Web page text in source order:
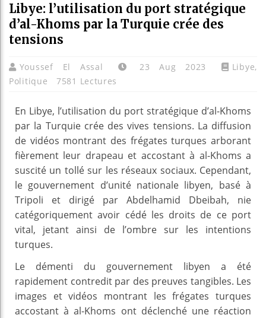
Libye: l’utilisation du port stratégique
d’al-Khoms par la Turquie crée des
tensions
Youssef El Assal 23 Aug 2023 Libye,
Politique
7581 Lectures
En Libye, l’utilisation du port stratégique d’al-Khoms
par la Turquie crée des vives tensions. La diffusion
de vidéos montrant des frégates turques arborant
fièrement leur drapeau et accostant à al-Khoms a
suscité un tollé sur les réseaux sociaux. Cependant,
le gouvernement d’unité nationale libyen, basé à
Tripoli et dirigé par Abdelhamid Dbeibah, nie
catégoriquement avoir cédé les droits de ce port
vital, jetant ainsi de l’ombre sur les intentions
turques.
Le démenti du gouvernement libyen a été
rapidement contredit par des preuves tangibles. Les
images et vidéos montrant les frégates turques
accostant à al-Khoms ont déclenché une réaction